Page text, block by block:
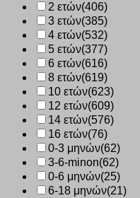
2 ετών(406)
3 ετών(385)
4 ετών(532)
5 ετών(377)
6 ετών(616)
8 ετών(619)
10 ετών(623)
12 ετών(609)
14 ετών(576)
16 ετών(76)
0-3 μηνών(62)
3-6-minon(62)
0-6 μηνών(25)
6-18 μηνών(21)